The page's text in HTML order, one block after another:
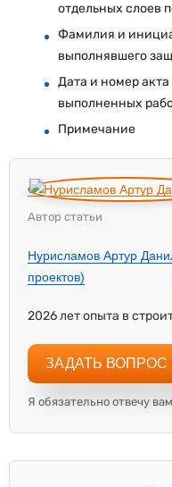
отдельных слоев
Фамилия и
выполнявшего
Дата и номер
выполненных
Примечание
Автор статьи
Нурисламов Артур
проектов)
2026 лет опыта в
ЗАДАТЬ ВОПРОС
Я обязательно отвечу